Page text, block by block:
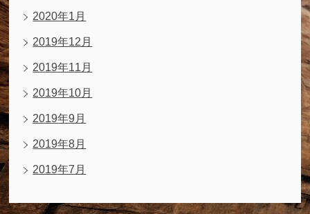
2020年1月
2019年12月
2019年11月
2019年10月
2019年9月
2019年8月
2019年7月